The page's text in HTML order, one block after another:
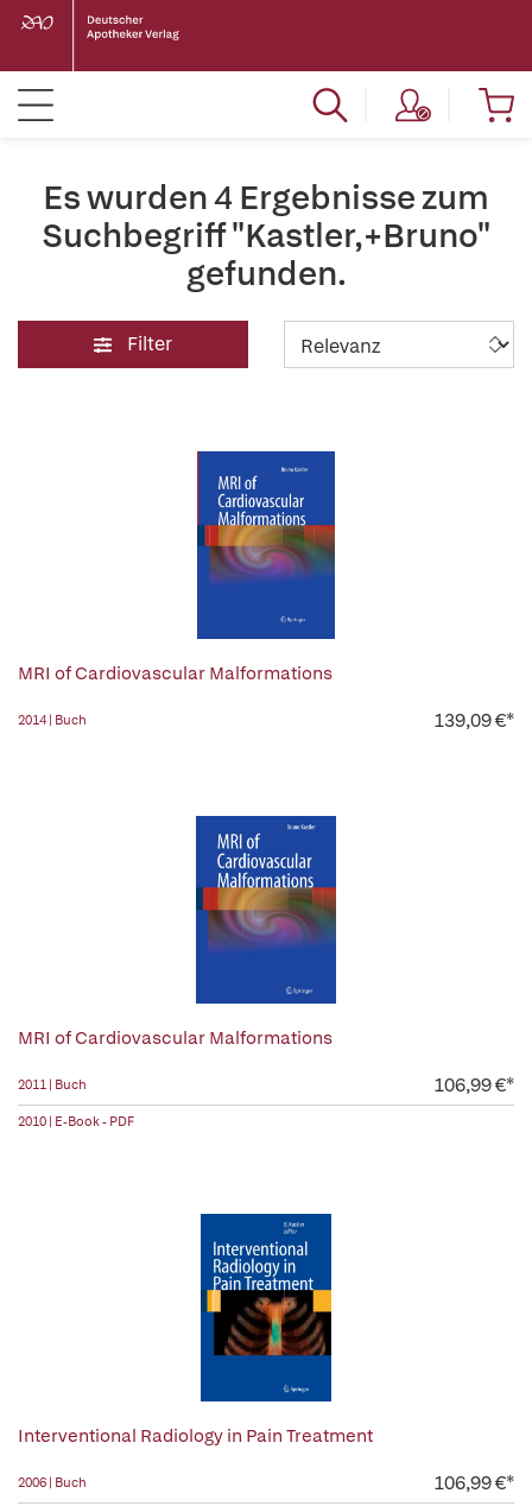
Es wurden 4 Ergebnisse zum
Suchbegriff "Kastler,+Bruno"
gefunden.
Filter
MRI of Cardiovascular Malformations
2014 | Buch 139,09 €*
MRI of Cardiovascular Malformations
2011 | Buch 106,99 €*
2010 | E-Book - PDF
Interventional Radiology in Pain Treatment
2006 | Buch 106,99 €*